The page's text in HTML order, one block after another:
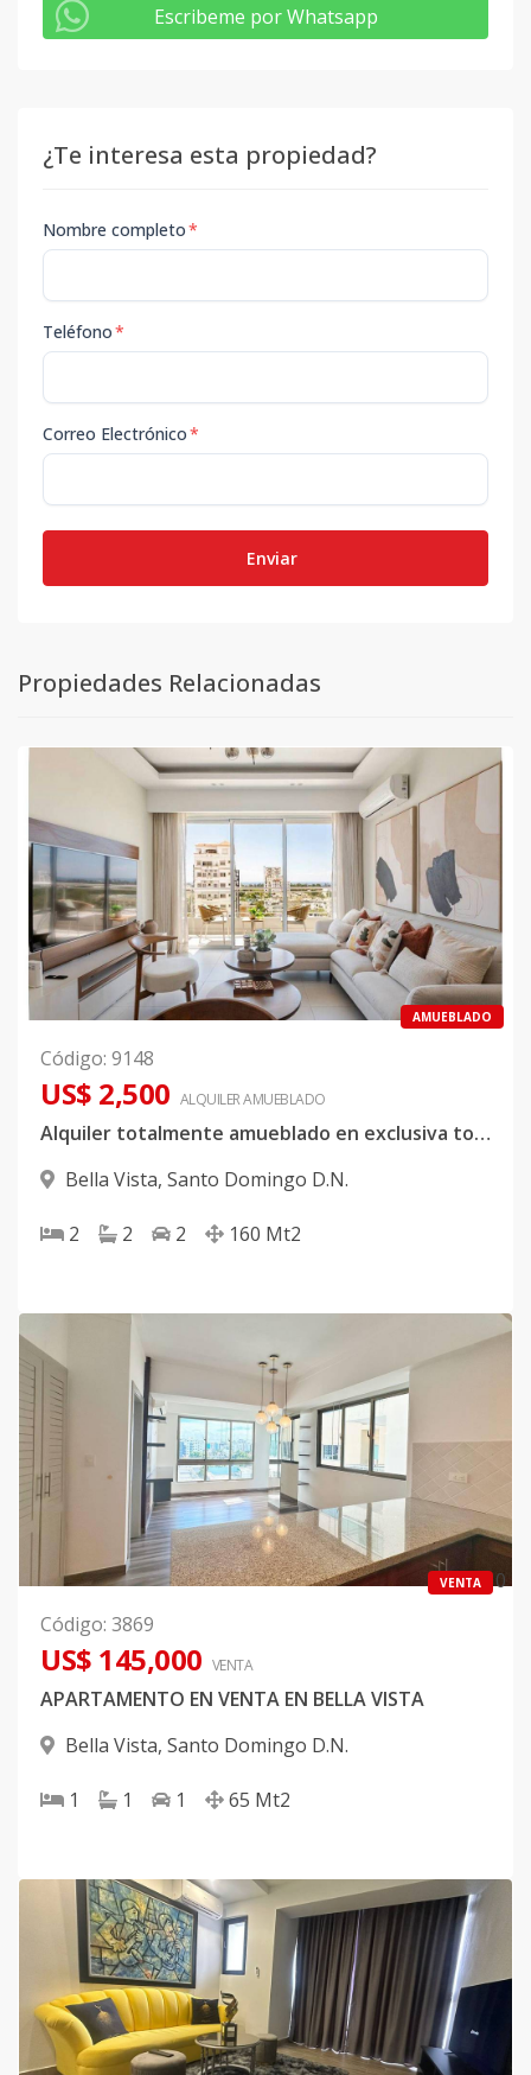
Escribeme por Whatsapp
¿Te interesa esta propiedad?
Nombre completo*
Teléfono*
Correo Electrónico*
Enviar
Propiedades Relacionadas
AMUEBLADO
Código: 9148
US$ 2,500 ALQUILERAMUEBLADO
Alquiler totalmente amueblado en exclusiva torre de Bella Vista
Bella Vista, Santo Domingo D.N.
2 2 2 160 Mt2
VENTA
0
Código: 3869
US$ 145,000 VENTA
APARTAMENTO EN VENTA EN BELLA VISTA
Bella Vista, Santo Domingo D.N.
1 1 1 65 Mt2